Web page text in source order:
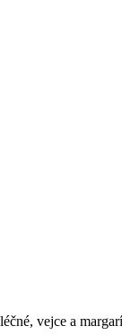
vejce a